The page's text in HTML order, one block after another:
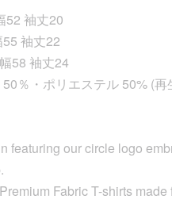
52 袖丈20
袖丈22
58 袖丈24
％・ポリエステル 50% (
featuring our circle logo
Fabric T-shirts